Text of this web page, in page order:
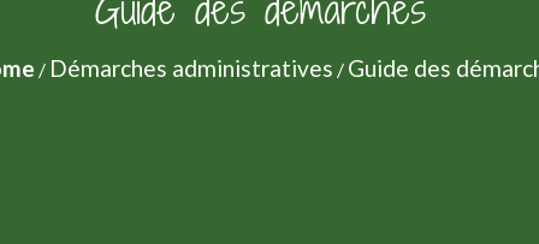
/ Démarches administratives / Guide des